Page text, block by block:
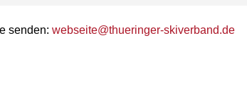
senden: webseite@thueringer-skiverband.de